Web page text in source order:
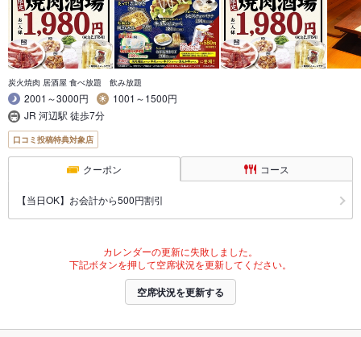
炭火焼肉 居酒屋 食べ放題 飲み放題
2001～3000円
1001～1500円
JR 河辺駅 徒歩7分
口コミ投稿特典対象店
クーポン コース
【当日OK】お会計から500円割引
カレンダーの更新に失敗しました。
下記ボタンを押して空席状況を更新してください。
空席状況を更新する